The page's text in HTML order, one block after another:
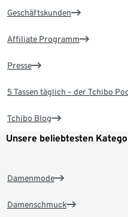
Geschäftskunden
Affiliate Programm
Presse
5 Tassen täglich – der Tchibo
Tchibo Blog
Unsere beliebtesten
Damenmode
Damenschmuck